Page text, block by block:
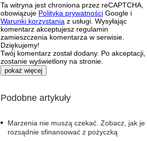
Ta witryna jest chroniona przez reCAPTCHA,
obowiązuje Polityka prywatności Google i
Warunki korzystania z usługi. Wysyłając
komentarz akceptujesz regulamin
zamieszczenia komentarza w serwisie.
Dziękujemy!
Twój komentarz został dodany. Po akceptacji,
zostanie wyświetlony na stronie.
pokaż więcej
Podobne artykuły
Marzenia nie muszą czekać. Zobacz, jak je
rozsądnie sfinansować z pożyczką